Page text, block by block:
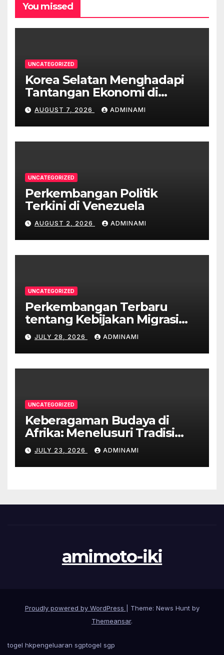
You missed
UNCATEGORIZED
Korea Selatan Menghadapi
Tantangan Ekonomi di
Tengah Krisis Global
AUGUST 7, 2026 ADMINAMI
UNCATEGORIZED
Perkembangan Politik
Terkini di Venezuela
AUGUST 2, 2026 ADMINAMI
UNCATEGORIZED
Perkembangan Terbaru
tentang Kebijakan Migrasi
Australia
JULY 28, 2026 ADMINAMI
UNCATEGORIZED
Keberagaman Budaya di
Afrika: Menelusuri Tradisi
yang Unik
JULY 23, 2026 ADMINAMI
amimoto-iki
Proudly powered by WordPress
Theme: News Hunt by
Themeansar.
togel hkpengeluaran sgptogel sgp